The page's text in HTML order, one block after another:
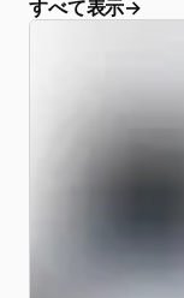
すべて表示